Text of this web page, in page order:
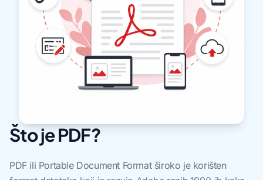
Što je PDF?
PDF ili Portable Document Format široko je korišten